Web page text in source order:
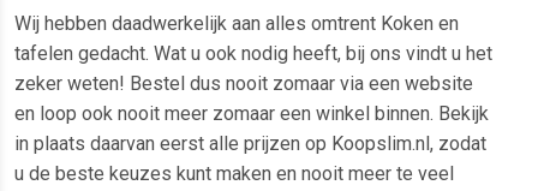
Wij hebben daadwerkelijk aan alles omtrent Koken en
tafelen gedacht. Wat u ook nodig heeft, bij ons vindt u het
zeker weten! Bestel dus nooit zomaar via een website
en loop ook nooit meer zomaar een winkel binnen. Bekijk
in plaats daarvan eerst alle prijzen op Koopslim.nl, zodat
u de beste keuzes kunt maken en nooit meer te veel